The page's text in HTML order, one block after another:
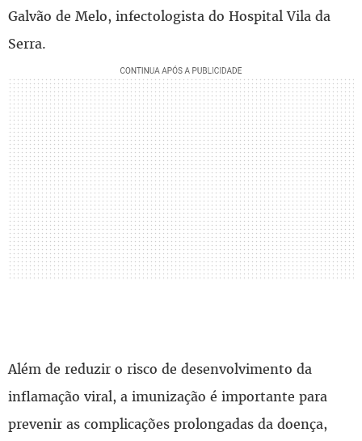
Galvão de Melo, infectologista do Hospital Vila da
Serra.
Além de reduzir o risco de desenvolvimento da
inflamação viral, a imunização é importante para
prevenir as complicações prolongadas da doença,